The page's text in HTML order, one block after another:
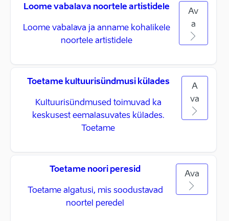
Loome vabalava noortele artistidele
Loome vabalava ja anname kohalikele
noortele artistidele
Av
a
Toetame kultuurisündmusi külades
Kultuurisündmused toimuvad ka
keskusest eemalasuvates külades.
Toetame
A
va
Toetame noori peresid
Toetame algatusi, mis soodustavad
noortel peredel
Ava